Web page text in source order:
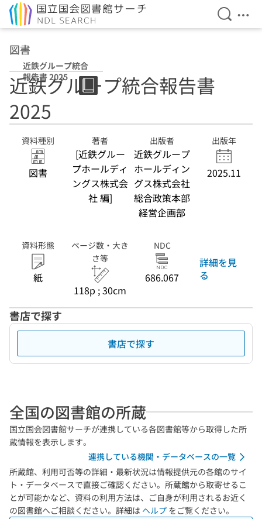
検索を
メ
図書
近鉄グループ統合
報告書 2025
近鉄グループ統合報告書
2025
資料種別
図書
著者
[近鉄グルー
プホールディ
ングス株式会
社 編]
出版者
近鉄グループ
ホールディン
グス株式会社
総合政策本部
経営企画部
出版年
2025.11
資料形態
紙
ページ数・大き
さ等
118p ; 30cm
NDC
686.067
詳細を見
る
書店で探す
書店で探す
全国の図書館の所蔵
国立国会図書館サーチが連携している各図書館等から取得した所
蔵情報を表示します。
連携している機関・データベースの一覧
所蔵館、利用可否等の詳細・最新状況は情報提供元の各館のサイ
ト・データベースで直接ご確認ください。所蔵館から取寄せるこ
とが可能かなど、資料の利用方法は、ご自身が利用されるお近く
の図書館へご相談ください。詳細は ヘルプ をご覧ください。